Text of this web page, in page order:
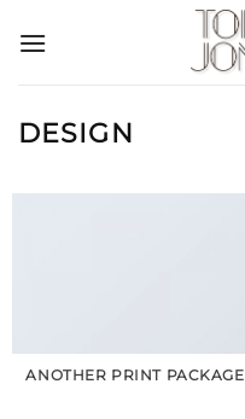
DESIGN
ANOTHER PRINT PACKAGE